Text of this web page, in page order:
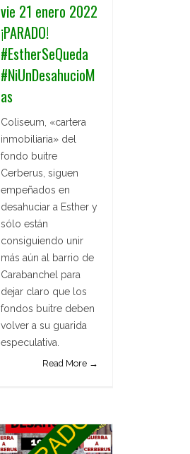
vie 21 enero 2022
¡PARADO!
#EstherSeQueda
#NiUnDesahucioM
as
Coliseum, «cartera
inmobiliaria» del
fondo buitre
Cerberus, siguen
empeñados en
desahuciar a Esther y
sólo están
consiguiendo unir
más aún al barrio de
Carabanchel para
dejar claro que los
fondos buitre deben
volver a su guarida
especulativa.
Read More →